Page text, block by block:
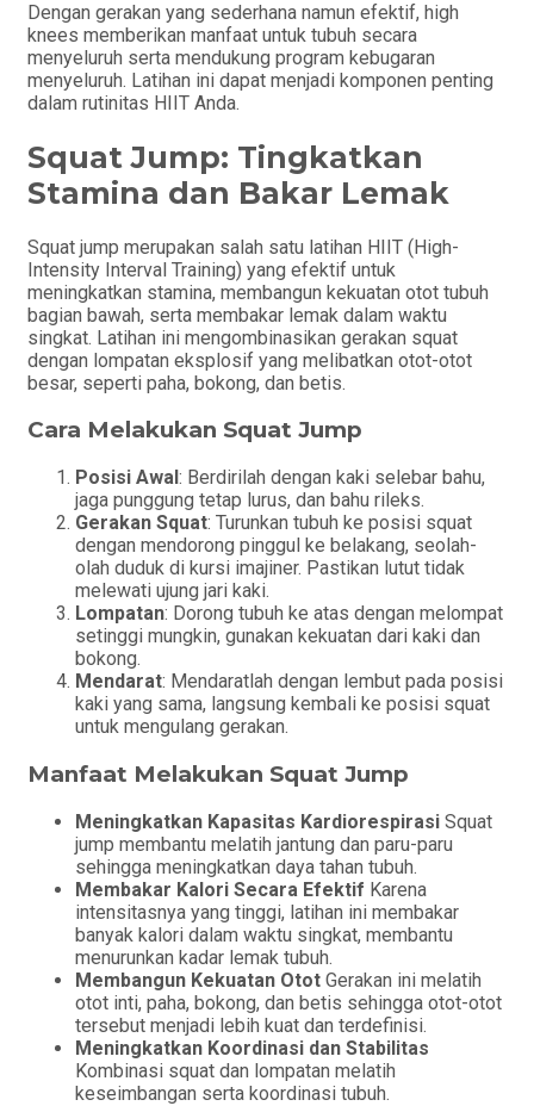
Dengan gerakan yang sederhana namun efektif, high
knees memberikan manfaat untuk tubuh secara
menyeluruh serta mendukung program kebugaran
menyeluruh. Latihan ini dapat menjadi komponen penting
dalam rutinitas HIIT Anda.
Squat Jump: Tingkatkan
Stamina dan Bakar Lemak
Squat jump merupakan salah satu latihan HIIT (High-
Intensity Interval Training) yang efektif untuk
meningkatkan stamina, membangun kekuatan otot tubuh
bagian bawah, serta membakar lemak dalam waktu
singkat. Latihan ini mengombinasikan gerakan squat
dengan lompatan eksplosif yang melibatkan otot-otot
besar, seperti paha, bokong, dan betis.
Cara Melakukan Squat Jump
Posisi Awal : Berdirilah dengan kaki selebar bahu,
jaga punggung tetap lurus, dan bahu rileks.
Gerakan Squat: Turunkan tubuh ke posisi squat
dengan mendorong pinggul ke belakang, seolah-
olah duduk di kursi imajiner. Pastikan lutut tidak
melewati ujung jari kaki.
Lompatan: Dorong tubuh ke atas dengan melompat
setinggi mungkin, gunakan kekuatan dari kaki dan
bokong.
Mendarat: Mendaratlah dengan lembut pada posisi
kaki yang sama, langsung kembali ke posisi squat
untuk mengulang gerakan.
Manfaat Melakukan Squat Jump
Meningkatkan Kapasitas Kardiorespirasi Squat
jump membantu melatih jantung dan paru-paru
sehingga meningkatkan daya tahan tubuh.
Membakar Kalori Secara Efektif Karena
intensitasnya yang tinggi, latihan ini membakar
banyak kalori dalam waktu singkat, membantu
menurunkan kadar lemak tubuh.
Membangun Kekuatan Otot Gerakan ini melatih
otot inti, paha, bokong, dan betis sehingga otot-otot
tersebut menjadi lebih kuat dan terdefinisi.
Meningkatkan Koordinasi dan Stabilitas
Kombinasi squat dan lompatan melatih
keseimbangan serta koordinasi tubuh.